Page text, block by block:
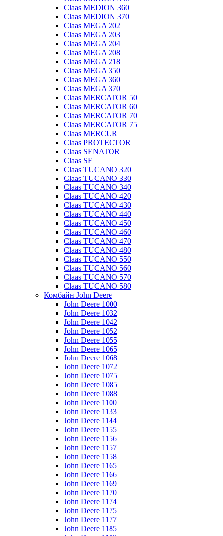
Claas MEDION 360
Claas MEDION 370
Claas MEGA 202
Claas MEGA 203
Claas MEGA 204
Claas MEGA 208
Claas MEGA 218
Claas MEGA 350
Claas MEGA 360
Claas MEGA 370
Claas MERCATOR 50
Claas MERCATOR 60
Claas MERCATOR 70
Claas MERCATOR 75
Claas MERCUR
Claas PROTECTOR
Claas SENATOR
Claas SF
Claas TUCANO 320
Claas TUCANO 330
Claas TUCANO 340
Claas TUCANO 420
Claas TUCANO 430
Claas TUCANO 440
Claas TUCANO 450
Claas TUCANO 460
Claas TUCANO 470
Claas TUCANO 480
Claas TUCANO 550
Claas TUCANO 560
Claas TUCANO 570
Claas TUCANO 580
Комбайн John Deere
John Deere 1000
John Deere 1032
John Deere 1042
John Deere 1052
John Deere 1055
John Deere 1065
John Deere 1068
John Deere 1072
John Deere 1075
John Deere 1085
John Deere 1088
John Deere 1100
John Deere 1133
John Deere 1144
John Deere 1155
John Deere 1156
John Deere 1157
John Deere 1158
John Deere 1165
John Deere 1166
John Deere 1169
John Deere 1170
John Deere 1174
John Deere 1175
John Deere 1177
John Deere 1185